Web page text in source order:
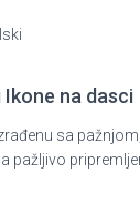
Ikone na dasci
sa
pažljivo